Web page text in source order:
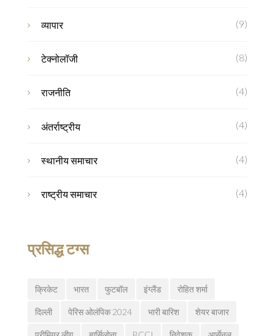
व्यापार (9)
टेक्नोलॉजी (8)
राजनीति (4)
अंतर्राष्ट्रीय (4)
स्थानीय समाचार (4)
राष्ट्रीय समाचार (4)
प्रसिद्ध टग्स
क्रिकेट भारत फुटबॉल इंग्लैंड रोहित शर्मा
दिल्ली पेरिस ओलंपिक 2024 भारी बारिश शेयर बाजार